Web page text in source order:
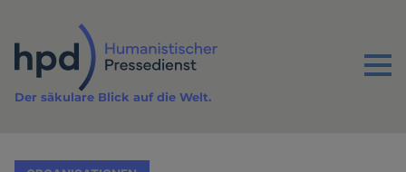
Inhalt
Menu
Der säkulare Blick auf die Welt.